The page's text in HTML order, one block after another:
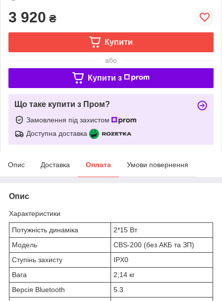
3 920 ₴
Купити
або
Купити з
Що таке купити з Пром?
Замовлення під захистом
Доступна доставка
Опис Доставка Оплата Умови повернення
Опис
Характеристики
Потужність динаміка
2*15 Вт
Модель
CBS-200 (без АКБ та ЗП)
Ступінь захисту
IPХ0
Вага
2,14 кг
Версія Bluetooth
5.3